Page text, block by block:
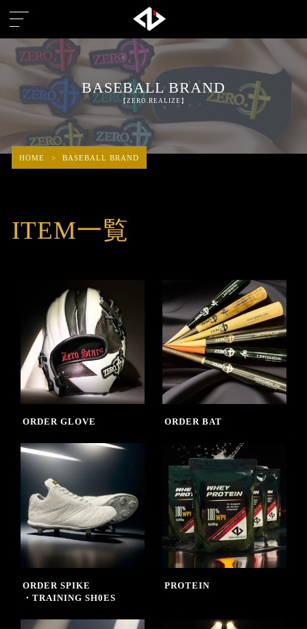
BASEBALL BRAND
【ZERO.REALIZE】
HOME > BASEBALL BRAND
ITEM一覧
ORDER GLOVE ORDER BAT
ORDER SPIKE
・TRAINING SH0ES
PROTEIN